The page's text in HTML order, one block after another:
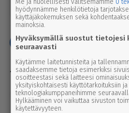
044 704 4600.
Jaa Yhteys
Pirkanmaan pelastuslaitos
hyödynnämme henkilötietoja
käyttäjäkokemuksen sekä
mainoksia.
Hyväksymällä suostut tietojesi
seuraavasti
Käytämme laitetunnisteita ja
saadaksemme tietoja esimerkiksi
osoitteestasi sekä laitteesi
yksityiskohtaisesti käyttötarkoituksiin ja
teknologiakumppaneihimme
Hylkääminen voi vaikuttaa sivuston
käytettävyyteen.